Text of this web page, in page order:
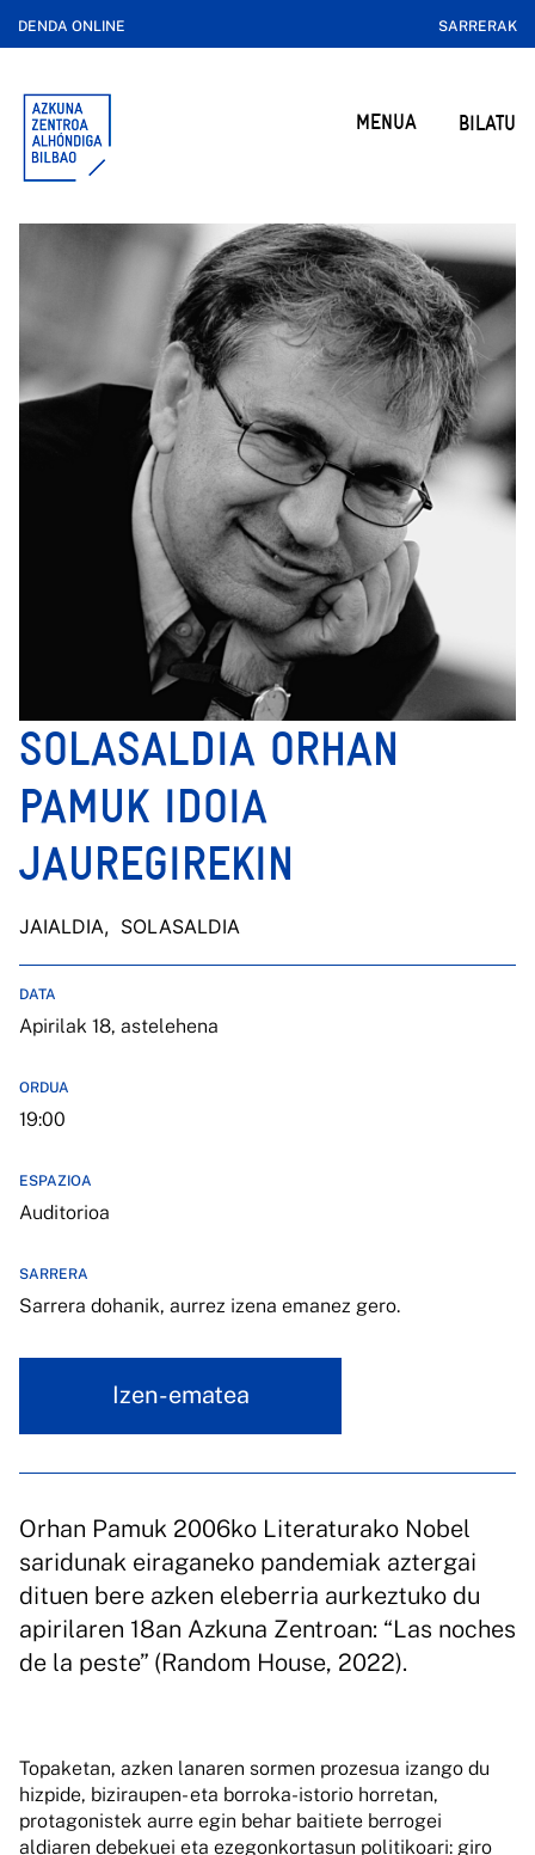
DENDA ONLINE SARRERAK
MENUA BILATU
SOLASALDIA ORHAN
PAMUK IDOIA
JAUREGIREKIN
JAIALDIA, SOLASALDIA
DATA
Apirilak 18, astelehena
ORDUA
19:00
ESPAZIOA
Auditorioa
SARRERA
Sarrera dohanik, aurrez izena emanez gero.
Izen-ematea
Orhan Pamuk 2006ko Literaturako Nobel
saridunak eiraganeko pandemiak aztergai
dituen bere azken eleberria aurkeztuko du
apirilaren 18an Azkuna Zentroan: “Las noches
de la peste” (Random House, 2022).
Topaketan, azken lanaren sormen prozesua izango du
hizpide, biziraupen- eta borroka-istorio horretan,
protagonistek aurre egin behar baitiete berrogei
aldiaren debekuei eta ezegonkortasun politikoari: giro